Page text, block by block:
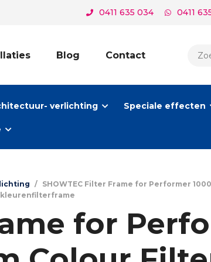
0411 635 034 0411
Blog Contact
verlichting Speciale effecten
/
SHOWTEC Filter Frame for Performer
kleurenfilterframe
for